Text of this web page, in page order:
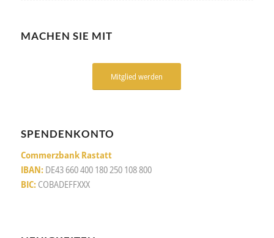
MACHEN SIE MIT
Mitglied werden
SPENDENKONTO
Commerzbank Rastatt
IBAN: DE43 660 400 180 250 108 800
BIC: COBADEFFXXX